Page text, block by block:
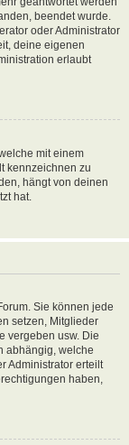
beendet wurde.
oder Administrator
deine eigenen
erlaubt
mit einem
kennzeichnen zu
hängt von deinen
hat.
Sie können jede
setzen, Mitglieder
vergeben usw. Die
abhängig, welche
Administrator erteilt
haben,